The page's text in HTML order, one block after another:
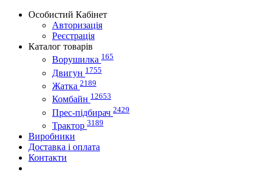
Особистий Кабінет
Авторизація
Реєстрація
Каталог товарів
Ворушилка 165
Двигун 1755
Жатка 2189
Комбайн 12653
Прес-підбирач 2429
Трактор 3189
Виробники
Доставка і оплата
Контакти